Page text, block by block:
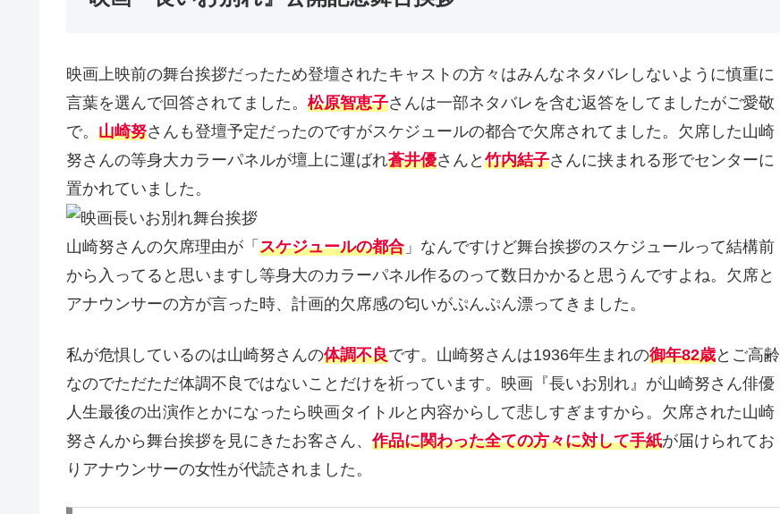
映画上映前の舞台挨拶だったため登壇されたキャストの方々はみんなネタバレしないように慎重に
言葉を選んで回答されてました。 松原智恵子さんは一部ネタバレを含む返答をしてましたがご愛敬
で。 山崎努さんも登壇予定だったのですがスケジュールの都合で欠席されてました。欠席した山崎
努さんの等身大カラーパネルが壇上に運ばれ蒼井優さんと 竹内結子さんに挟まれる形でセンターに
置かれていました。
山崎努さんの欠席理由が「 スケジュールの都合 」なんですけど舞台挨拶のスケジュールって結構前
から入ってると思いますし等身大のカラーパネル作るのって数日かかると思うんですよね。欠席と
アナウンサーの方が言った時、計画的欠席感の匂いがぷんぷん漂ってきました。
私が危惧しているのは山崎努さんの体調不良です。山崎努さんは1936年生まれの御年82歳とご高齢
なのでただただ体調不良ではないことだけを祈っています。映画『長いお別れ』が山崎努さん俳優
人生最後の出演作とかになったら映画タイトルと内容からして悲しすぎますから。欠席された山崎
努さんから舞台挨拶を見にきたお客さん、作品に関わった全ての方々に対して手紙が届けられてお
りアナウンサーの女性が代読されました。